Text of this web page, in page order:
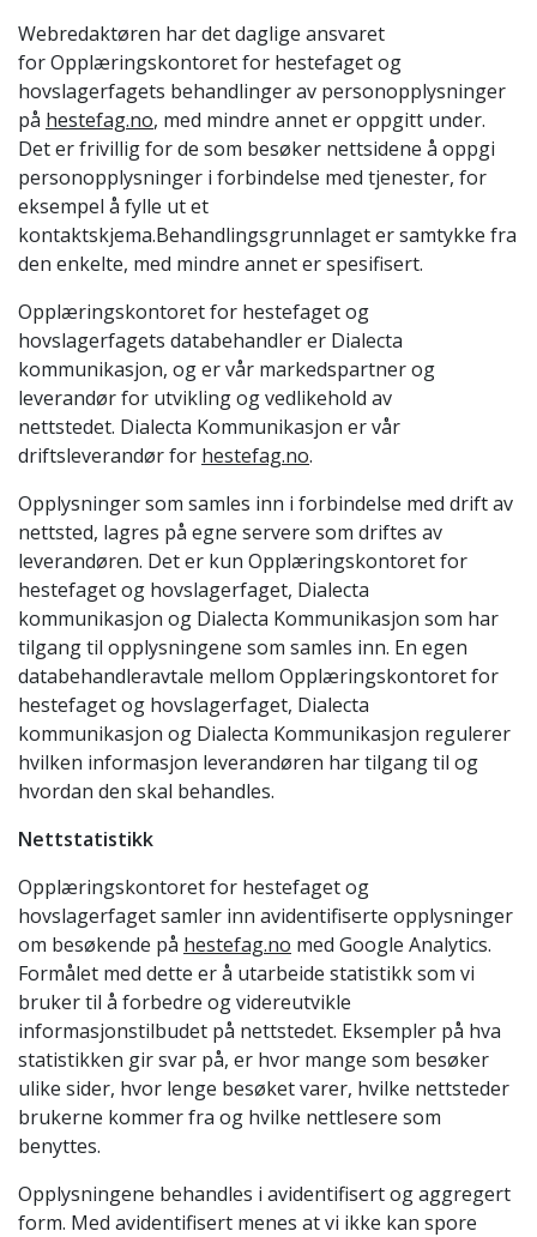
Webredaktøren har det daglige ansvaret
for Opplæringskontoret for hestefaget og
hovslagerfagets behandlinger av personopplysninger
på hestefag.no, med mindre annet er oppgitt under.
Det er frivillig for de som besøker nettsidene å oppgi
personopplysninger i forbindelse med tjenester, for
eksempel å fylle ut et
kontaktskjema.Behandlingsgrunnlaget er samtykke fra
den enkelte, med mindre annet er spesifisert.
Opplæringskontoret for hestefaget og
hovslagerfagets databehandler er Dialecta
kommunikasjon, og er vår markedspartner og
leverandør for utvikling og vedlikehold av
nettstedet. Dialecta Kommunikasjon er vår
driftsleverandør for hestefag.no.
Opplysninger som samles inn i forbindelse med drift av
nettsted, lagres på egne servere som driftes av
leverandøren. Det er kun Opplæringskontoret for
hestefaget og hovslagerfaget, Dialecta
kommunikasjon og Dialecta Kommunikasjon som har
tilgang til opplysningene som samles inn. En egen
databehandleravtale mellom Opplæringskontoret for
hestefaget og hovslagerfaget, Dialecta
kommunikasjon og Dialecta Kommunikasjon regulerer
hvilken informasjon leverandøren har tilgang til og
hvordan den skal behandles.
Nettstatistikk
Opplæringskontoret for hestefaget og
hovslagerfaget samler inn avidentifiserte opplysninger
om besøkende på hestefag.no med Google Analytics.
Formålet med dette er å utarbeide statistikk som vi
bruker til å forbedre og videreutvikle
informasjonstilbudet på nettstedet. Eksempler på hva
statistikken gir svar på, er hvor mange som besøker
ulike sider, hvor lenge besøket varer, hvilke nettsteder
brukerne kommer fra og hvilke nettlesere som
benyttes.
Opplysningene behandles i avidentifisert og aggregert
form. Med avidentifisert menes at vi ikke kan spore